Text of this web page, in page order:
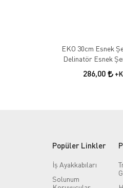
EKO 30cm Esnek
Delinatör Esnek
286,00
Popüler Linkler
İş Ayakkabıları
Solunum